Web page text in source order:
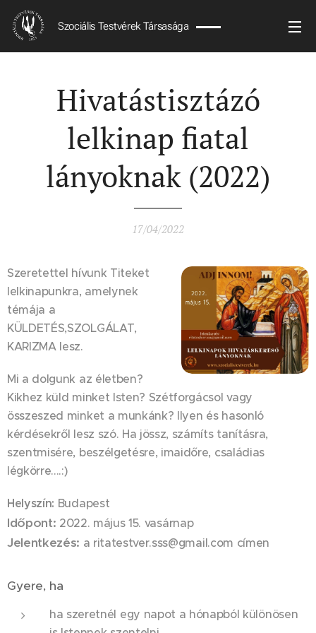
Szociális Testvérek Társasága
Hivatástisztázó
lelkinap fiatal
lányoknak (2022)
17/04/2022
Szeretettel hívunk Titeket
lelkinapunkra, amelynek
témája a
KÜLDETÉS,SZOLGÁLAT,
KARIZMA lesz.
Mi a dolgunk az életben?
Kikhez küld minket Isten? Szétforgácsol vagy
összeszed minket a munkánk? Ilyen és hasonló
kérdésekről lesz szó. Ha jössz, számíts tanításra,
szentmisére, beszélgetésre, imaidőre, családias
légkörre....:)
Helyszín: Budapest
Időpont: 2022. május 15. vasárnap
Jelentkezés: a ritatestver.sss@gmail.com címen
Gyere, ha
ha szeretnél egy napot a hónapból különösen